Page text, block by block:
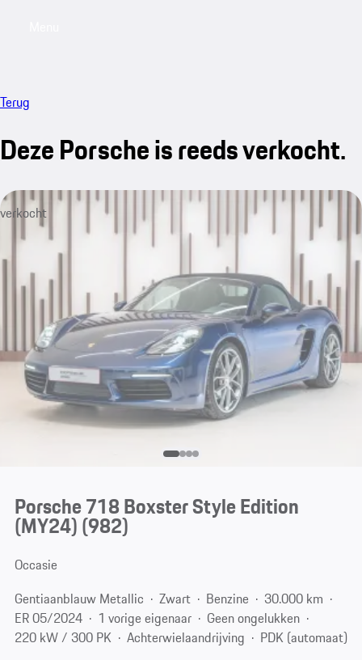
Terug
Deze Porsche is reeds verkocht.
verkocht
Porsche 718 Boxster Style Edition
(MY24)(982)
Occasie
Gentiaanblauw Metallic
Zwart Benzine
30.000 km
ER 05/2024
1 vorige eigenaar
Geen ongelukken
220 kW / 300 PK
Achterwielaandrijving
PDK (automaat)